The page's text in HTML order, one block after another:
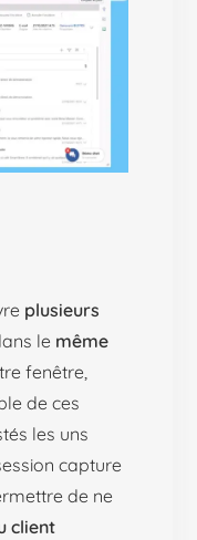
plusieurs
le même
fenêtre,
de ces
les uns
capture
de ne
client